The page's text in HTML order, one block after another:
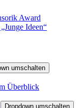
Award
Ideen“
umschalten
Überblick
Dropdown umschalten